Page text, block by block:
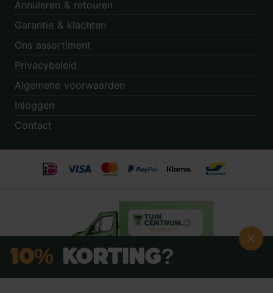
Annuleren & retouren
Garantie & klachten
Ons assortiment
Privacybeleid
Algemene voorwaarden
Inloggen
Contact
10% Korting?